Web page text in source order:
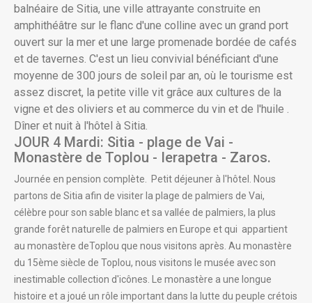
balnéaire de Sitia, une ville attrayante construite en
amphithéâtre sur le flanc d'une colline avec un grand port
ouvert sur la mer et une large promenade bordée de cafés
et de tavernes. C'est un lieu convivial bénéficiant d'une
moyenne de 300 jours de soleil par an, où le tourisme est
assez discret, la petite ville vit grâce aux cultures de la
vigne et des oliviers et au commerce du vin et de l'huile .
Dîner et nuit à l'hôtel à Sitia.
JOUR 4 Mardi: Sitia - plage de Vai -
Monastère de Toplou - Ierapetra - Zaros.
Journée en pension complète. Petit déjeuner à l'hôtel. Nous
partons de Sitia afin de visiter la plage de palmiers de Vai,
célèbre pour son sable blanc et sa vallée de palmiers, la plus
grande forêt naturelle de palmiers en Europe et qui appartient
au monastère deToplou que nous visitons après. Au monastère
du 15ème siècle de Toplou, nous visitons le musée avec son
inestimable collection d'icônes. Le monastère a une longue
histoire et a joué un rôle important dans la lutte du peuple crétois